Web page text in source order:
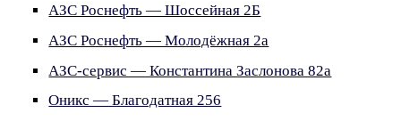
АЗС Роснефть — Шоссейная 2Б
АЗС Роснефть — Молодёжная 2а
АЗС-сервис — Константина Заслонова 82а
Оникс — Благодатная 256